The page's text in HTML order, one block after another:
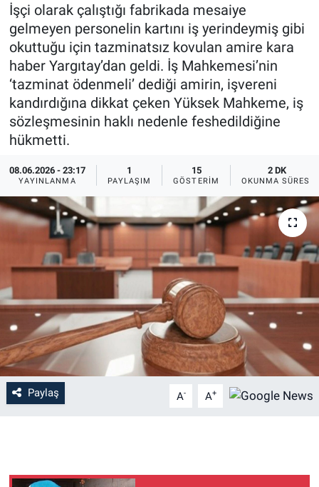
İşçi olarak çalıştığı fabrikada mesaiye
gelmeyen personelin kartını iş yerindeymiş gibi
okuttuğu için tazminatsız kovulan amire kara
haber Yargıtay’dan geldi. İş Mahkemesi’nin
‘tazminat ödenmeli’ dediği amirin, işvereni
kandırdığına dikkat çeken Yüksek Mahkeme, iş
sözleşmesinin haklı nedenle feshedildiğine
hükmetti.
08.06.2026 - 23:17
YAYINLANMA
1
PAYLAŞIM
15
GÖSTERIM
2 DK
OKUNMA SÜRESI
Paylaş A- A+